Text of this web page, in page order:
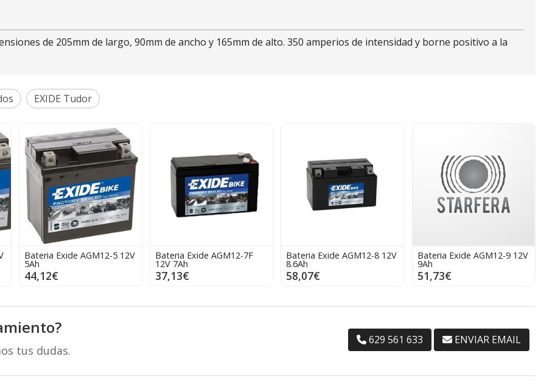
de 205mm de largo, 90mm de ancho y 165mm de alto. 350 amperios de intensidad y borne positivo a la
EXIDE Tudor
Bateria Exide AGM12-5 12V
5Ah
44,12€
Bateria Exide AGM12-7F
12V 7Ah
37,13€
Bateria Exide AGM12-8 12V
8.6Ah
58,07€
Bateria Exide AGM12-9 12V
9Ah
51,73€
tus dudas.
629 561 633 ENVIAR EMAIL